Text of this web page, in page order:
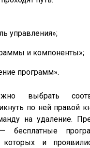
управления»;
и компоненты»;
программ».
выбрать
по ней правой
на удаление.
бесплатные
которых и